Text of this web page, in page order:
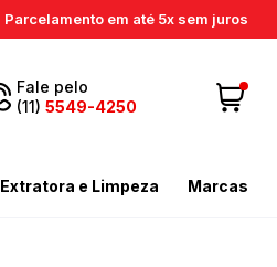
Parcelamento em até 5x sem juros
Fale pelo
(11) 5549-4250
Extratora e Limpeza Marcas